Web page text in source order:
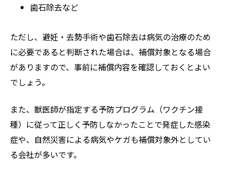
歯石除去など
ただし、避妊・去勢手術や歯石除去は病気の治療のため
に必要であると判断された場合は、補償対象となる場合
がありますので、事前に補償内容を確認しておくとよい
でしょう。
また、獣医師が指定する予防プログラム（ワクチン接
種）に従って正しく予防しなかったことで発症した感染
症や、自然災害による病気やケガも補償対象外としてい
る会社が多いです。